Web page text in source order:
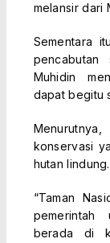
melansir dari
Sementara
pencabutan
Muhidin
dapat begitu
konservasi
hutan lindung.
“Taman
pemerintah
berada di